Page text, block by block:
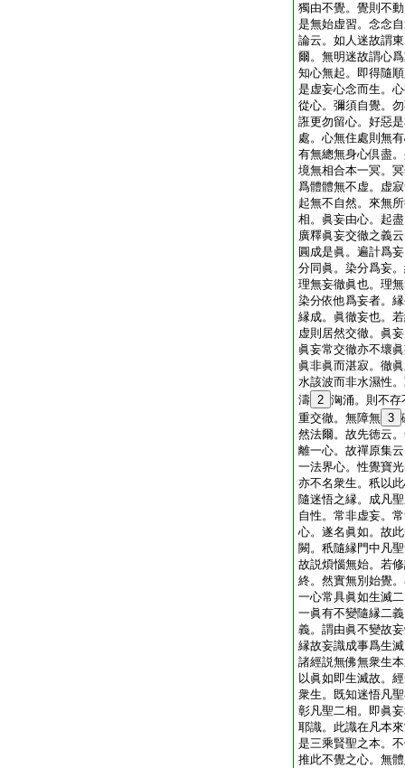
獨由不覺。覺則不
是無始虚習。念念
論云。如人迷故謂
爾。無明迷故謂心
知心無起。即得隨
是虚妄心念而生。
從心。彌須自覺。
誑更勿留心。好惡
處。心無住處則無
有無總無身心倶盡
境無相合本一冥。
爲體體無不虚。虚
起無不自然。來無
相。眞妄由心。起
廣釋眞妄交徹之義
圓成是眞。遍計爲
分同眞。染分爲妄
理無妄徹眞也。理
染分依他爲妄者。
縁成。眞徹妄也。
虚則居然交徹。眞
眞妄常交徹亦不壞
眞非眞而湛寂。徹
水該波而非水濕性
濤 2 洶涌。則不存
重交徹。無障無 3
然法爾。故先徳云
離一心。故禪原集
一法界心。性覺寶
亦不名衆生。秖以
隨迷悟之縁。成凡
自性。常非虚妄。
心。遂名眞如。故
闕。秖隨縁門中凡
故説煩惱無始。若
終。然實無別始覺
一心常具眞如生滅
一眞有不變隨縁二
義。謂由眞不變故
縁故妄識成事爲生
諸經説無佛無衆生
以眞如即生滅故。
衆生。既知迷悟凡
彰凡聖二相。即眞
耶識。此識在凡本
是三乘賢聖之本。
推此不覺之心。無